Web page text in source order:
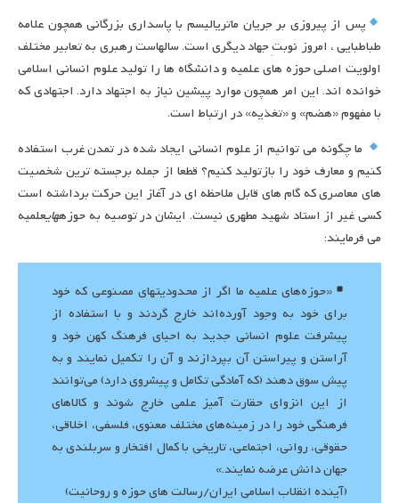
پس از پیروزی بر جریان ماتریالیسم با پاسداری بزرگانی همچون علامه
طباطبایی ، امروز نوبتِ جهاد دیگری است. سالهاست رهبری به تعابیر مختلف
اولویت اصلی حوزه های علمیه و دانشگاه ها را تولید علوم انسانی اسلامی
خوانده اند. این امر همچون موارد پیشین نیاز به اجتهاد دارد. اجتهادی که
با مفهوم «هضم» و «تغذیه» در ارتباط است.
ما چگونه می توانیم از علوم انسانی ایجاد شده در تمدن غرب استفاده
کنیم و معارف خود را بازتولید کنیم؟ قطعا از جمله برجسته ترین شخصیت
های معاصری که گام های قابل ملاحظه ای در آغاز این حرکت برداشته است
کسی غیر از استاد شهید مطهری نیست. ایشان در توصیه به حوزههایعلمیه
می فرمایند:
«حوزه‌های علمیه ما اگر از محدودیتهای مصنوعی که خود
برای خود به وجود آورده‌اند خارج گردند و با استفاده از
پیشرفت علوم انسانی جدید به احیای فرهنگ کهن خود و
آراستن و پیراستن آن بپردازند و آن را تکمیل نمایند و به
پیش سوق دهند (که آمادگی تکامل و پیشروی دارد) می‌توانند
از این انزوای حقارت ‏آمیز علمی خارج شوند و کالاهای
فرهنگی خود را در زمینه‌های مختلف معنوی، فلسفی، اخلاقی،
حقوقی، روانی، اجتماعی، تاریخی با کمال افتخار و سربلندی به
جهان دانش عرضه نمایند.»
(آینده انقلاب اسلامی ایران/رسالت های حوزه و روحانیت)